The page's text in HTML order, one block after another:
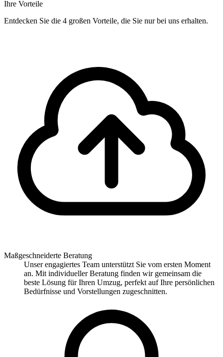
Ihre Vorteile
Entdecken Sie die 4 großen Vorteile, die Sie nur bei uns erhalten.
Maßgeschneiderte Beratung
Unser engagiertes Team unterstützt Sie vom ersten Moment
an. Mit individueller Beratung finden wir gemeinsam die
beste Lösung für Ihren Umzug, perfekt auf Ihre persönlichen
Bedürfnisse und Vorstellungen zugeschnitten.